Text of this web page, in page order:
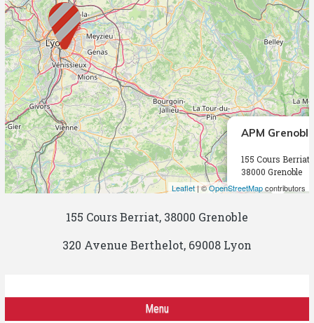
APM Grenoble
155 Cours Berriat,
38000 Grenoble
Leaflet| ©OpenStreetMapcontributors
155 Cours Berriat, 38000 Grenoble
320 Avenue Berthelot, 69008 Lyon
Menu